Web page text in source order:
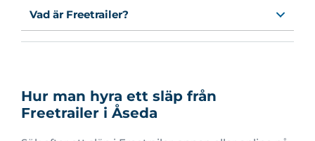
Vad är Freetrailer?
Hur man hyra ett släp från
Freetrailer i Åseda